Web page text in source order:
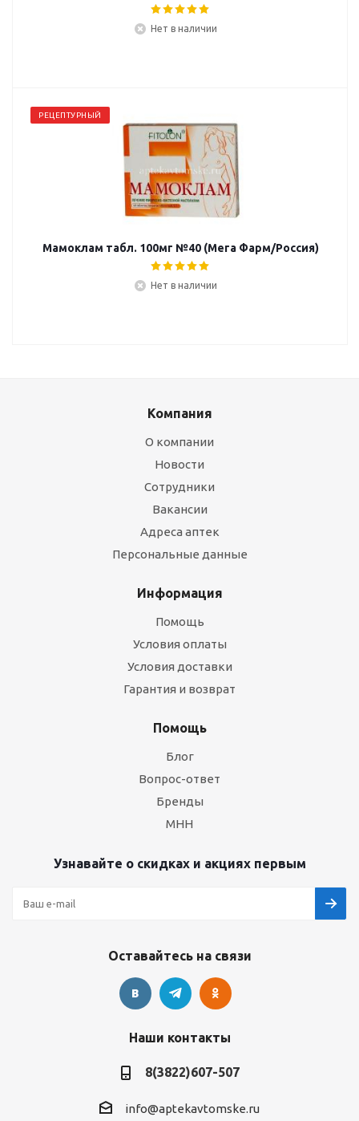
Нет в наличии
РЕЦЕПТУРНЫЙ
Мамоклам табл. 100мг №40 (Мега Фарм/Россия)
Нет в наличии
Компания
О компании
Новости
Сотрудники
Вакансии
Адреса аптек
Персональные данные
Информация
Помощь
Условия оплаты
Условия доставки
Гарантия и возврат
Помощь
Блог
Вопрос-ответ
Бренды
МНН
Узнавайте о скидках и акциях первым
Оставайтесь на связи
Наши контакты
8(3822)607-507
info@aptekavtomske.ru